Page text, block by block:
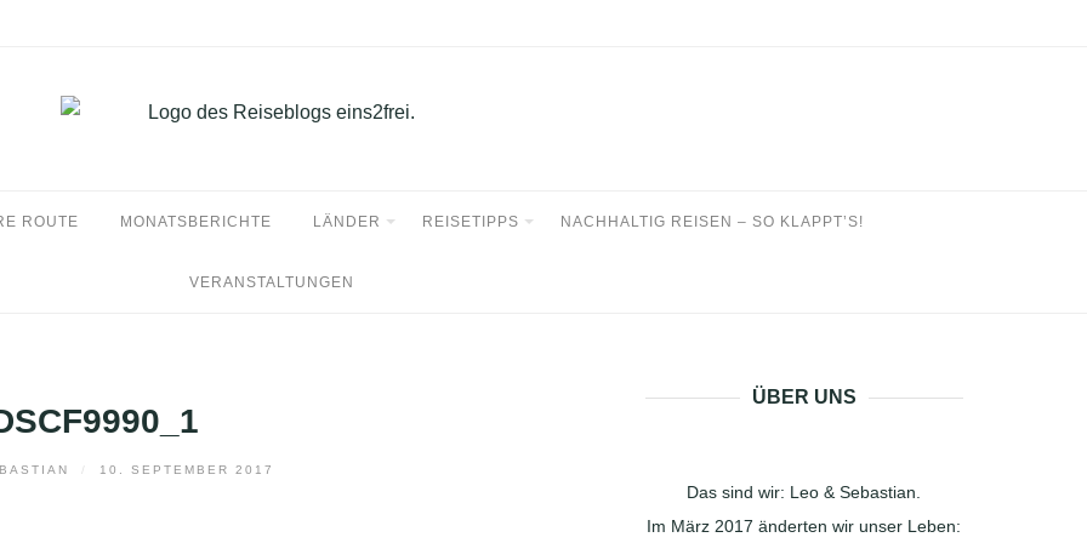
ROUTE MONATSBERICHTE LÄNDER REISETIPPS NACHHALTIG REISEN – SO KLAPPT’S!
VERANSTALTUNGEN
10. SEPTEMBER 2017
ÜBER UNS
Das sind wir: Leo & Sebastian.
Im März 2017 änderten wir unser Leben: